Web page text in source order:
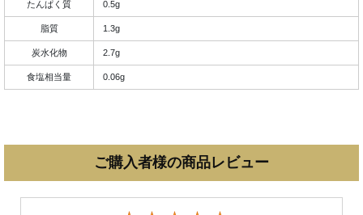
たんぱく質 0.5g
脂質 1.3g
炭水化物 2.7g
食塩相当量 0.06g
ご購入者様の商品レビュー